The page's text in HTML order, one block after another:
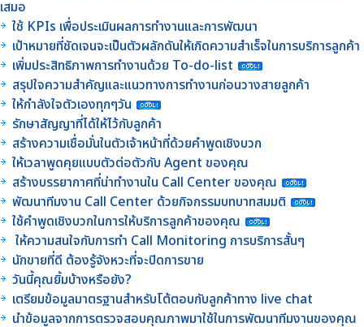
เสมอ
ใช้ KPIs เพื่อประเมินผลการทำงานและการพัฒนา
เป้าหมายที่ชัดเจนจะเป็นตัวผลักดันให้เกิดความสำเร็จในการบริการลูกค้า
เพิ่มประสิทธิภาพการทำงานด้วย To-do-list
สรุปใจความสำคัญและแนวทางการทำงานก่อนวางสายลูกค้า
ให้กำลังใจตัวเองทุกๆวัน
รักษาสัญญาที่ได้ให้ไว้กับลูกค้า
สร้างความเชื่อมั่นในตัวเจ้าหน้าที่ด้วยคำพูดเชิงบวก
ให้เวลาพูดคุยแบบตัวต่อตัวกับ Agent ของคุณ
สร้างบรรยากาศที่น่าทำงานใน Call Center ของคุณ
พัฒนาทีมงาน Call Center ด้วยกิจกรรมบทบาทสมมติ
ใช้คำพูดเชิงบวกในการให้บริการลูกค้าของคุณ
ให้ความสนใจกับการทำ Call Monitoring การบริการสั้นๆ
นักขายที่ดี ต้องรู้จังหวะที่จะปิดการขาย
วันนี้คุณยิ้มบ้างหรือยัง?
เตรียมข้อมูลมาตรฐานสำหรับโต้ตอบกับลูกค้าทาง live chat
นำข้อมูลจากการตรวจสอบคุณภาพมาใช้ในการพัฒนาทีมงานของคุณ